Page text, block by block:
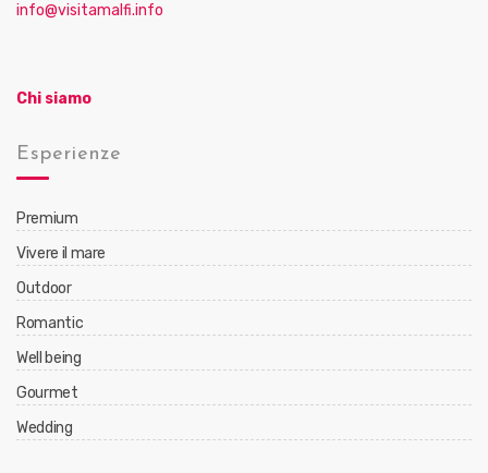
info@visitamalfi.info
Chi siamo
Esperienze
Premium
Vivere il mare
Outdoor
Romantic
Well being
Gourmet
Wedding